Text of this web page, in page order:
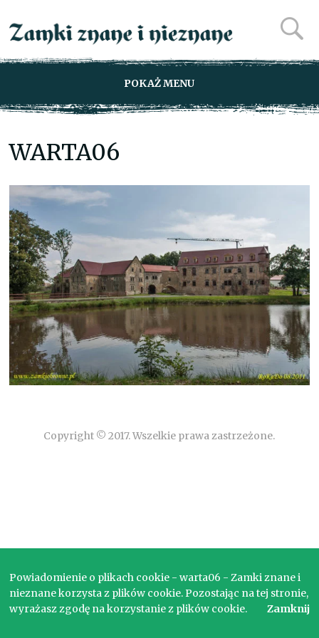
POKAŻ MENU
WARTA06
Copyright © 2017. Wszelkie prawa zastrzeżone.
Powiadomienie o plikach cookie - warta06 - Zamki znane i
nieznane korzysta z plików cookie. Pozostając na tej stronie,
wyrażasz zgodę na korzystanie z plików cookie.
Zamknij